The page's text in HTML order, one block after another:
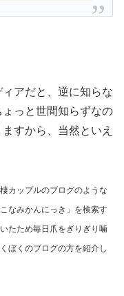
アだと、逆に知らな
っと世間知らずなの
すから、当然といえ
カップルのブログのような
なみかんにっき」を検索す
たため毎日爪をぎりぎり噛
ぼくのブログの方を紹介し